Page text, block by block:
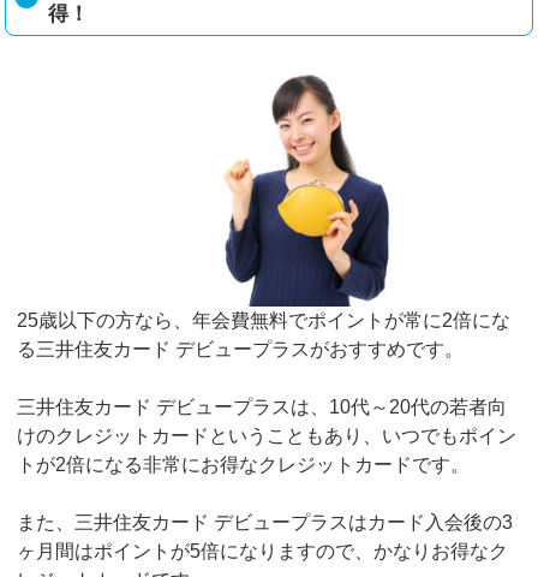
得！
25歳以下の方なら、年会費無料でポイントが常に2倍にな
る三井住友カード デビュープラスがおすすめです。
三井住友カード デビュープラスは、10代～20代の若者向
けのクレジットカードということもあり、いつでもポイン
トが2倍になる非常にお得なクレジットカードです。
また、三井住友カード デビュープラスはカード入会後の3
ヶ月間はポイントが5倍になりますので、かなりお得なク